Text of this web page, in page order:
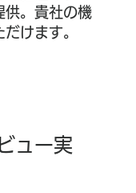
ュー実
供。貴社の機
けます。